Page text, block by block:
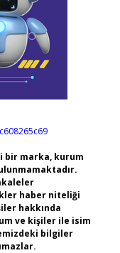
bir marka, kurum
haber niteliği
hakkında
ve kişiler ile isim
bilgiler